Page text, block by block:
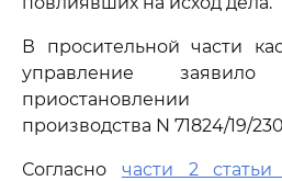
В просительной части
управление
приостановлении
производства N 71824/19/
Согласно части 2 статьи